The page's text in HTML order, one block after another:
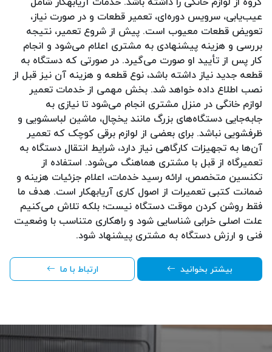
عیب‌یابی، سرویس دوره‌ای، تعمیر قطعات و در صورت نیاز،
تعویض قطعات معیوب است. پیش از شروع تعمیر، نتیجه
بررسی و هزینه پیشنهادی به مشتری اعلام می‌شود و انجام
کار پس از تأیید او صورت می‌گیرد. در صورتی که دستگاه به
قطعه جدید نیاز داشته باشد، نوع قطعه و هزینه آن نیز قبل از
نصب اطلاع داده خواهد شد. بخش مهمی از خدمات تعمیر
لوازم خانگی در منزل مشتری انجام می‌شود تا نیازی به
جابه‌جایی دستگاه‌های بزرگ مانند یخچال، ماشین لباسشویی و
ظرفشویی نباشد. برای بعضی از لوازم برقی کوچک که تعمیر
آن‌ها به تجهیزات کارگاهی نیاز دارد، شرایط انتقال دستگاه به
تعمیرگاه از قبل با مشتری هماهنگ می‌شود. استفاده از
تکنسین متخصص، ارائه رسید خدمات، اعلام جزئیات هزینه و
ضمانت کتبی تعمیرات از اصول کاری آریابهکار است. هدف ما
فقط روشن کردن موقت دستگاه نیست؛ بلکه تلاش می‌کنیم
علت اصلی خرابی شناسایی شود و راهکاری متناسب با وضعیت
فنی و ارزش دستگاه به مشتری پیشنهاد شود.
بیشتر بخوانید ارتباط با ما